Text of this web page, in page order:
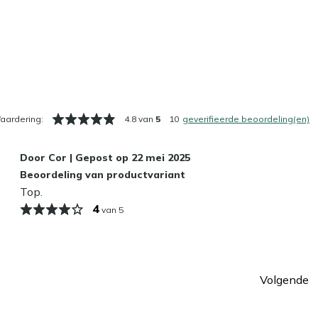
4.8 van 5 10 geverifieerde beoordeling(en)
Door Cor | Gepost op 22 mei 2025
Beoordeling van productvariant
Top.
4 van 5
Volgende